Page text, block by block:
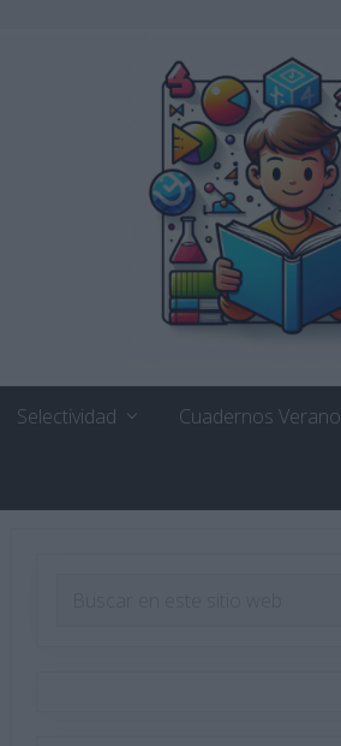
Selectividad Cuadernos Verano